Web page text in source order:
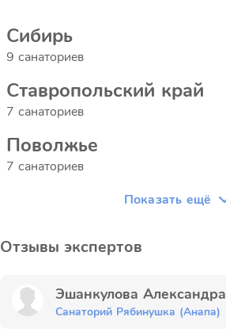
Сибирь
9 санаториев
Ставропольский край
7 санаториев
Поволжье
7 санаториев
Показать ещё
Отзывы экспертов
Эшанкулова Александра
Санаторий Рябинушка (Анапа)